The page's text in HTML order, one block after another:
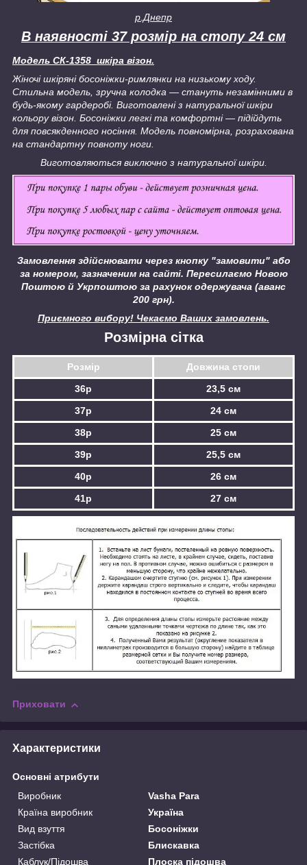
р.Днепр
В наявності 37 розмір на стопу 24 см
Модель СК-1358 шкіра візон.
Жіночі шкіряні босоніжки-римлянки на низькому ходу.
Стильна модель, зручна колодка — стануть незамінними в
будь-якому гардеробі. Виготовлені з натуральної шкіри
кольору візон. Босоніжки легкі та комфортні — підійдуть
для повсякденного носіння. Модель повномірна, розрахована
на стандартну повноту ноги.
Виготовляються виключно з натуральної шкіри.
Замовлення здійснювати через кнопку "замовити" або
за номером, зазначеним на сайті. Пересилаємо Новою
Поштою й Укрпоштою за рахунок одержувача (аванс
200 грн).
Приємного вибору! Чекаємо Ваших замовлень.
Розмір Довжина стопи
Розмірна сітка
36р
23,5 см
37р
24 см
38р
25 см
39р
25,5 см
40р
26 см
41р
27 см
Приховати
Характеристики
Основні атрибути
Виробник
Vasha Para
Країна виробник
Україна
Вид взуття
Босоніжки
Застібка
Блискавка
Каблук/Підошва
Плоска підошва